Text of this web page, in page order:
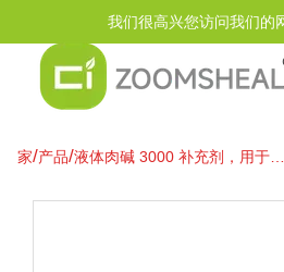
我们很高兴您访问我们的
家/产品/液体肉碱 3000 补充剂，用于能